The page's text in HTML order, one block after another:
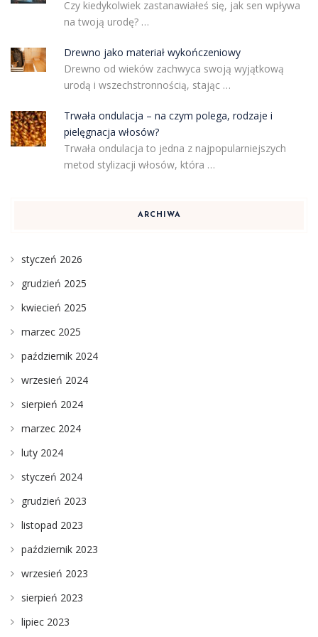
Czy kiedykolwiek zastanawiałeś się, jak sen wpływa
na twoją urodę? …
Drewno jako materiał wykończeniowy
Drewno od wieków zachwyca swoją wyjątkową
urodą i wszechstronnością, stając …
Trwała ondulacja – na czym polega, rodzaje i
pielęgnacja włosów?
Trwała ondulacja to jedna z najpopularniejszych
metod stylizacji włosów, która …
ARCHIWA
styczeń 2026
grudzień 2025
kwiecień 2025
marzec 2025
październik 2024
wrzesień 2024
sierpień 2024
marzec 2024
luty 2024
styczeń 2024
grudzień 2023
listopad 2023
październik 2023
wrzesień 2023
sierpień 2023
lipiec 2023